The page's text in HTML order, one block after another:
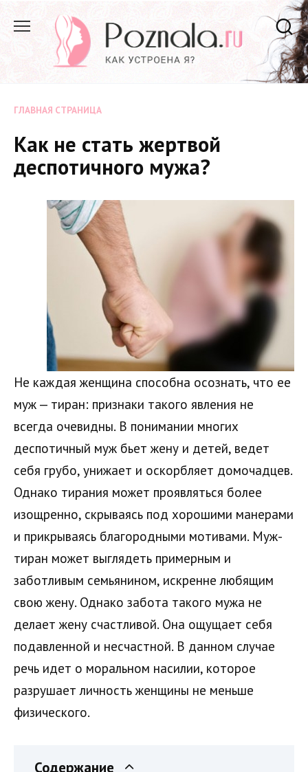
содержанию
ГЛАВНАЯ СТРАНИЦА
Как не стать жертвой
деспотичного мужа?
Не каждая женщина способна осознать, что ее
муж — тиран: признаки такого явления не
всегда очевидны. В понимании многих
деспотичный муж бьет жену и детей, ведет
себя грубо, унижает и оскорбляет домочадцев.
Однако тирания может проявляться более
изощренно, скрываясь под хорошими манерами
и прикрываясь благородными мотивами. Муж-
тиран может выглядеть примерным и
заботливым семьянином, искренне любящим
свою жену. Однако забота такого мужа не
делает жену счастливой. Она ощущает себя
подавленной и несчастной. В данном случае
речь идет о моральном насилии, которое
разрушает личность женщины не меньше
физического.
Содержание